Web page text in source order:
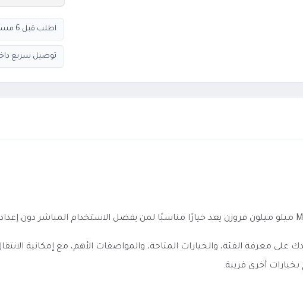
اطلب قبل 6 مساء للشحن السريع
توصيل سريع
معرفة الفئة، والخيارات المتاحة، والمواصفات الأهم، مع إمكانية
بخيارات أخرى قريبة.